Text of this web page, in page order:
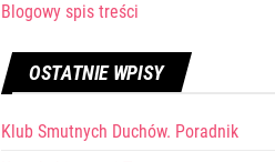
Blogowy spis treści
OSTATNIE WPISY
Klub Smutnych Duchów. Poradnik